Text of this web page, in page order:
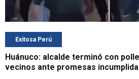
Exitosa Perú
Huánuco: alcalde terminó con
vecinos ante promesas